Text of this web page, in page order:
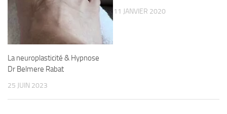
La neuroplasticité & Hypnose
Dr Belmere Rabat
25 JUIN 2023
11 JANVIER 2020